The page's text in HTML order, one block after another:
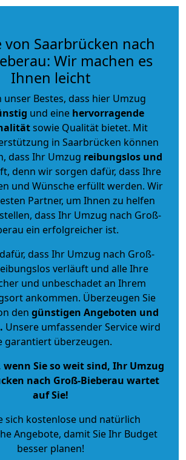
von Saarbrücken nach
Wir machen es
Ihnen leicht
unser Bestes, dass hier Umzug
und eine hervorragende
sowie Qualität bietet. Mit
in Saarbrücken können
dass Ihr Umzug reibungslos und
denn wir sorgen dafür, dass Ihre
und Wünsche erfüllt werden. Wir
Partner, um Ihnen zu helfen
dass Ihr Umzug nach Groß-
ein erfolgreicher ist.
dass Ihr Umzug nach Groß-
verläuft und alle Ihre
und unbeschadet an Ihrem
ankommen. Überzeugen Sie
den günstigen Angeboten und
. Unsere umfassender Service wird
garantiert überzeugen.
wenn Sie so weit sind, Ihr Umzug
nach Groß-Bieberau wartet
auf Sie!
sich kostenlose und natürlich
Angebote, damit Sie Ihr Budget
besser planen!